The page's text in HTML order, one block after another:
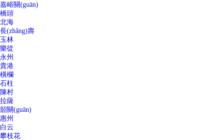
嘉峪關(guān)
橋頭
北海
長(zhǎng)壽
玉林
樂從
永州
貴港
橫欄
石柱
陳村
拉薩
韶關(guān)
惠州
白云
攀枝花